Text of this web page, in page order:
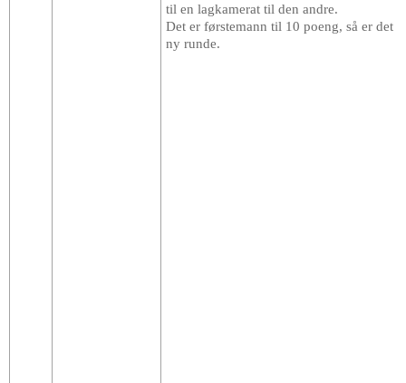
til en lagkamerat til den andre.
Det er førstemann til 10 poeng, så er det
ny runde.